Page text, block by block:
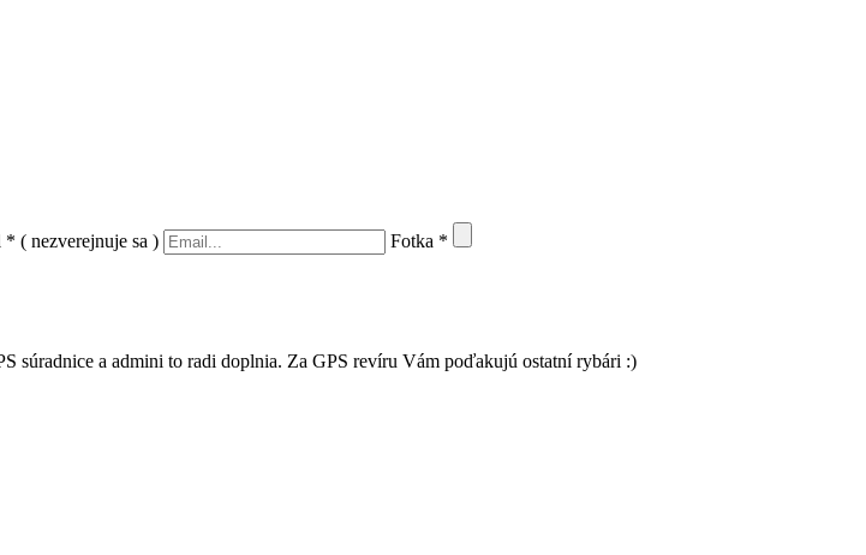
* ( nezverejnuje sa ) Fotka *
súradnice a admini to radi doplnia. Za GPS revíru Vám poďakujú ostatní rybári :)